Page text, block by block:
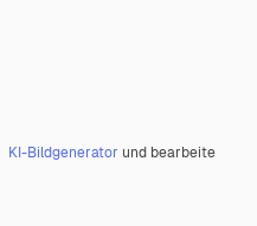
KI-Bildgenerator und bearbeite